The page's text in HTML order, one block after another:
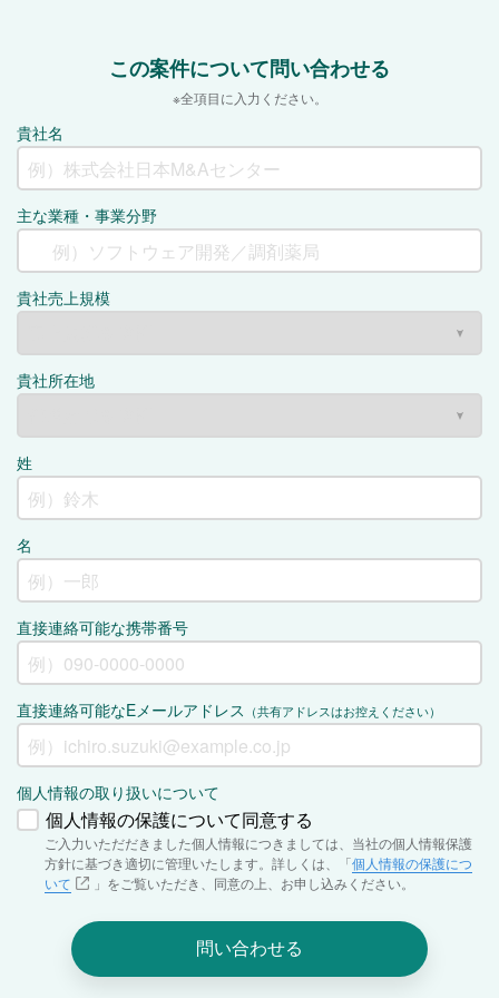
この案件について問い合わせる
※全項目に入力ください。
貴社名
主な業種・事業分野
貴社売上規模
貴社所在地
姓
名
直接連絡可能な携帯番号
直接連絡可能なEメールアドレス （共有アドレスはお控えください）
個人情報の取り扱いについて
個人情報の保護について同意する
ご入力いただだきました個人情報につきましては、当社の個人情報保護
方針に基づき適切に管理いたします。詳しくは、「個人情報の保護につ
いて
」をご覧いただき、同意の上、お申し込みください。
問い合わせる